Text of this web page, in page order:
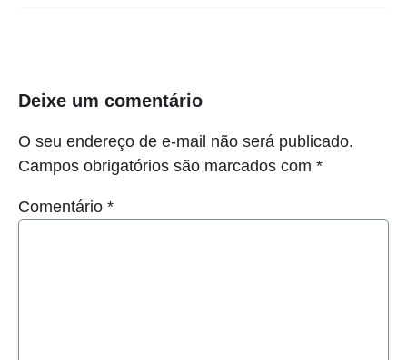
Deixe um comentário
O seu endereço de e-mail não será publicado.
Campos obrigatórios são marcados com *
Comentário *